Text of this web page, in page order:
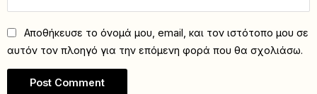
Αποθήκευσε το όνομά μου, email, και τον ιστότοπο μου σε
αυτόν τον πλοηγό για την επόμενη φορά που θα σχολιάσω.